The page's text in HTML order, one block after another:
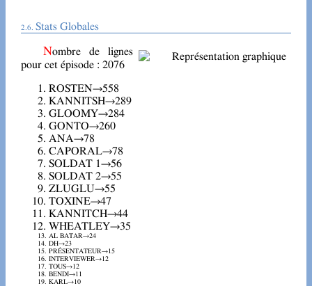
Stats Globales
Nombre de lignes
pour cet épisode : 2076
ROSTEN→558
KANNITSH→289
GLOOMY→284
GONTO→260
ANA→78
CAPORAL→78
SOLDAT 1→56
SOLDAT 2→55
ZLUGLU→55
TOXINE→47
KANNITCH→44
WHEATLEY→35
AL BATAR→24
DH→23
PRÉSENTATEUR→15
INTERVIEWER→12
TOUS→12
BENDI→11
KARL→10